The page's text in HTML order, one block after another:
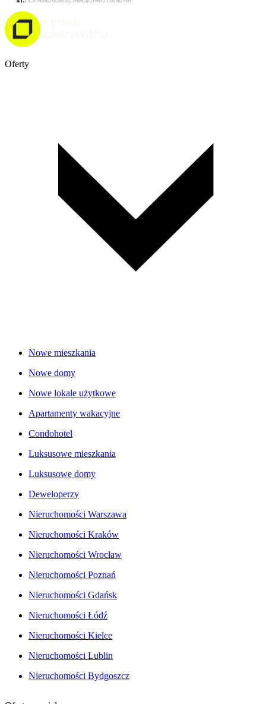
Oferty
Nowe mieszkania
Nowe domy
Nowe lokale użytkowe
Apartamenty wakacyjne
Condohotel
Luksusowe mieszkania
Luksusowe domy
Deweloperzy
Nieruchomości Warszawa
Nieruchomości Kraków
Nieruchomości Wrocław
Nieruchomości Poznań
Nieruchomości Gdańsk
Nieruchomości Łódź
Nieruchomości Kielce
Nieruchomości Lublin
Nieruchomości Bydgoszcz